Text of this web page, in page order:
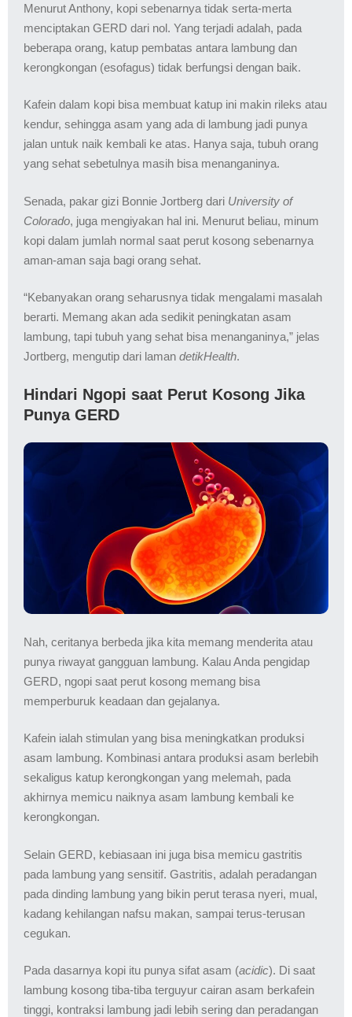
Menurut Anthony, kopi sebenarnya tidak serta-merta
menciptakan GERD dari nol. Yang terjadi adalah, pada
beberapa orang, katup pembatas antara lambung dan
kerongkongan (esofagus) tidak berfungsi dengan baik.
Kafein dalam kopi bisa membuat katup ini makin rileks atau
kendur, sehingga asam yang ada di lambung jadi punya
jalan untuk naik kembali ke atas. Hanya saja, tubuh orang
yang sehat sebetulnya masih bisa menanganinya.
Senada, pakar gizi Bonnie Jortberg dari University of
Colorado, juga mengiyakan hal ini. Menurut beliau, minum
kopi dalam jumlah normal saat perut kosong sebenarnya
aman-aman saja bagi orang sehat.
“Kebanyakan orang seharusnya tidak mengalami masalah
berarti. Memang akan ada sedikit peningkatan asam
lambung, tapi tubuh yang sehat bisa menanganinya,” jelas
Jortberg, mengutip dari laman detikHealth.
Hindari Ngopi saat Perut Kosong Jika
Punya GERD
Nah, ceritanya berbeda jika kita memang menderita atau
punya riwayat gangguan lambung. Kalau Anda pengidap
GERD, ngopi saat perut kosong memang bisa
memperburuk keadaan dan gejalanya.
Kafein ialah stimulan yang bisa meningkatkan produksi
asam lambung. Kombinasi antara produksi asam berlebih
sekaligus katup kerongkongan yang melemah, pada
akhirnya memicu naiknya asam lambung kembali ke
kerongkongan.
Selain GERD, kebiasaan ini juga bisa memicu gastritis
pada lambung yang sensitif. Gastritis, adalah peradangan
pada dinding lambung yang bikin perut terasa nyeri, mual,
kadang kehilangan nafsu makan, sampai terus-terusan
cegukan.
Pada dasarnya kopi itu punya sifat asam (acidic). Di saat
lambung kosong tiba-tiba terguyur cairan asam berkafein
tinggi, kontraksi lambung jadi lebih sering dan peradangan